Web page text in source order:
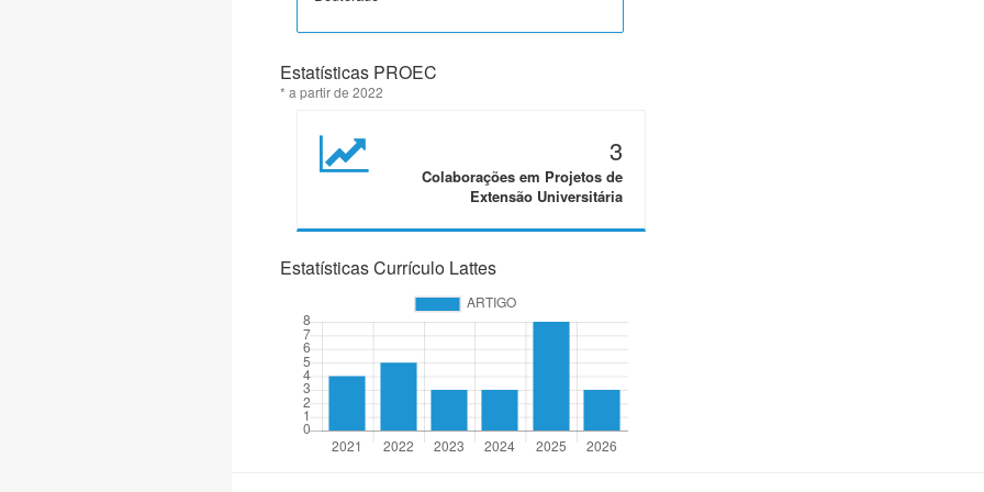
Estatísticas PROEC
* a partir de 2022
3
Colaborações em Projetos de
Extensão Universitária
Estatísticas Currículo Lattes